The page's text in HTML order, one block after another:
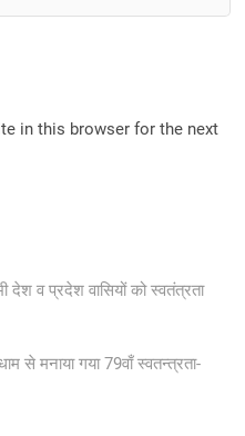
in this browser for the next
देश व प्रदेश वासियों को स्वतंत्रता
से मनाया गया 79वाँ स्वतन्त्रता-